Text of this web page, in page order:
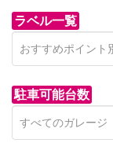
ラベル一覧
駐車可能台数